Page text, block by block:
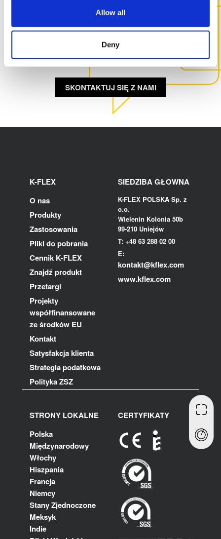
Allow all
Deny
SKONTAKTUJ SIĘ Z NAMI,
ABY UZYSKAĆ WIĘCEJ
PRODUKTU
SKONTAKTUJ SIĘ Z NAMI
K-FLEX
O nas
Produkty
Zastosowania
Pliki do pobrania
Cennik K-FLEX
Znajdź produkt
Przetargi
Projekty
współfinansowane
ze środków EU
Kontakt
Satysfakcja klienta
Strategia podatkowa
Polityka ZSZ
SIEDZIBA GŁOWNA
K-FLEX POLSKA Sp. z
o.o.
Wielenin Kolonia 50b
99-210 Uniejów
T: +48 63 288 02 00
E:
kontakt@kflex.com
www.kflex.com
STRONY LOKALNE
Polska
Międzynarodowy
Włochy
Hiszpania
Francja
Niemcy
Stany Zjednoczone
Meksyk
Indie
CERTYFIKATY